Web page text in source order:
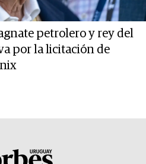
petrolero y rey del
por la licitación de